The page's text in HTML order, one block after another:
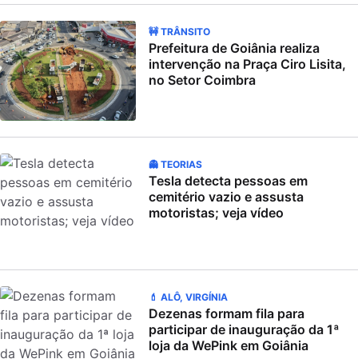
🚧 TRÂNSITO
Prefeitura de Goiânia realiza
intervenção na Praça Ciro Lisita,
no Setor Coimbra
👻 TEORIAS
Tesla detecta pessoas em
cemitério vazio e assusta
motoristas; veja vídeo
💄 ALÔ, VIRGÍNIA
Dezenas formam fila para
participar de inauguração da 1ª
loja da WePink em Goiânia